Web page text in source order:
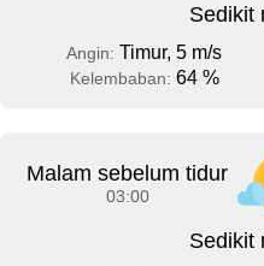
Sedikit
Angin: Timur, 5 m/s
Kelembaban: 64 %
Malam sebelum tidur
03:00
Sedikit